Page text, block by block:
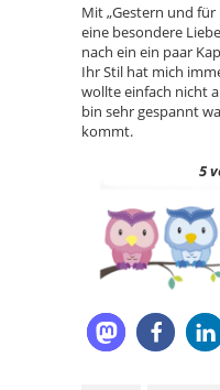
Mit „Gestern und
eine besondere
nach ein ein paar
Ihr Stil hat mich
wollte einfach nicht
bin sehr gespannt
kommt.
5